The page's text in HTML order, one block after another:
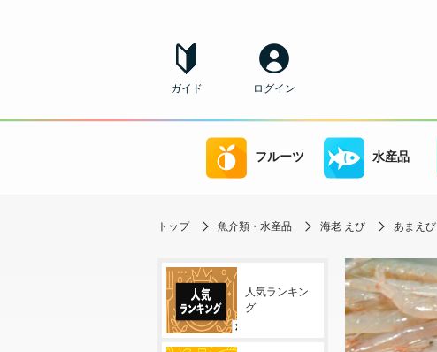
ガイド ログイン
フルーツ 水産品
トップ 魚介類・水産品 海老 えび あまえび
人気ランキン
グ